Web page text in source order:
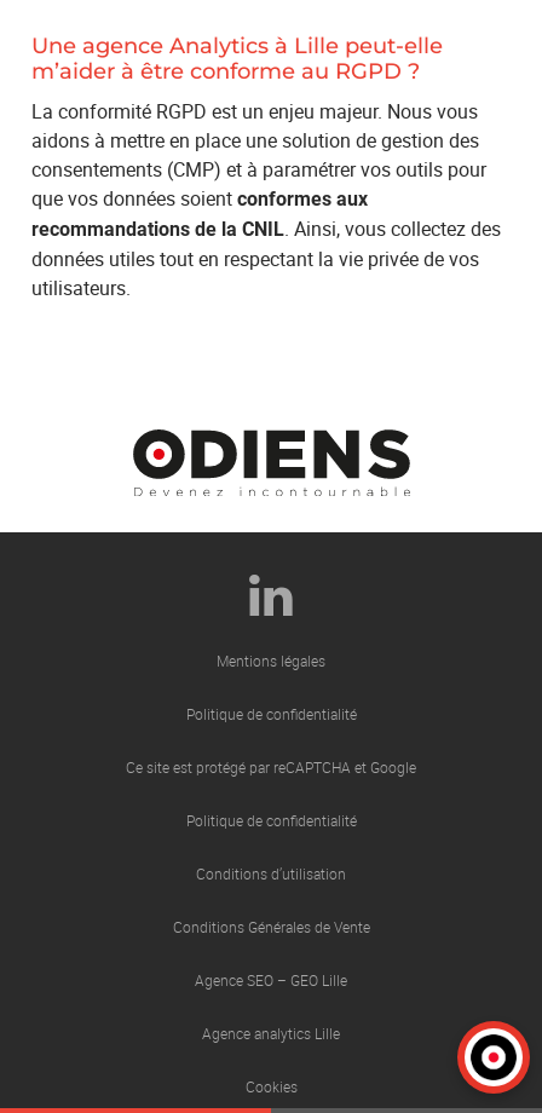
Une agence Analytics à Lille peut-elle
m’aider à être conforme au RGPD ?
La conformité RGPD est un enjeu majeur. Nous vous
aidons à mettre en place une solution de gestion des
consentements (CMP) et à paramétrer vos outils pour
que vos données soientconformes aux
recommandations de la CNIL. Ainsi, vous collectez des
données utiles tout en respectant la vie privée de vos
utilisateurs.
Mentions légales
Politique de confidentialité
Ce site est protégé par reCAPTCHA et Google
Politique de confidentialité
Conditions d’utilisation
Conditions Générales de Vente
Agence SEO – GEO Lille
Agence analytics Lille
Cookies